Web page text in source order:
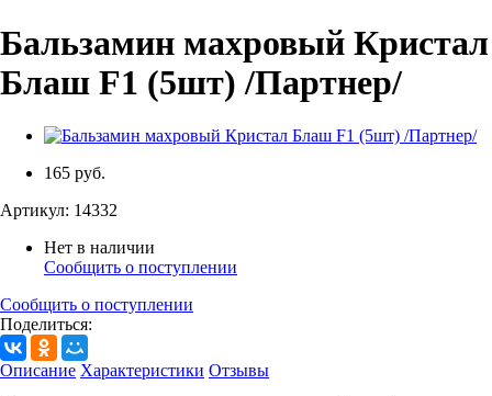
Бальзамин махровый Кристал
Блаш F1 (5шт) /Партнер/
165 руб.
Артикул: 14332
Нет в наличии
Сообщить о поступлении
Сообщить о поступлении
Поделиться:
Описание Характеристики Отзывы